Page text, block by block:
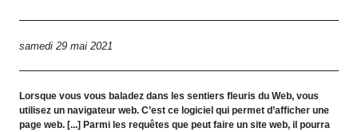
samedi 29 mai 2021
Lorsque vous vous baladez dans les sentiers fleuris du Web, vous
utilisez un navigateur web. C’est ce logiciel qui permet d’afficher une
page web. [...] Parmi les requêtes que peut faire un site web, il pourra